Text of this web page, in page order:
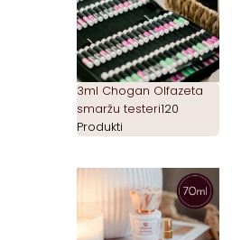
3ml Chogan Olfazeta
smaržu testeri120
Produkti